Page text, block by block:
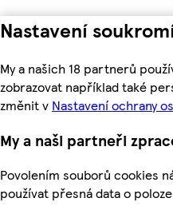
Nastavení
My a našich 18 partnerů
zobrazovat například také
změnit v Nastavení ochrany
My a naši partneři
Povolením souborů cookies
používat přesná data o